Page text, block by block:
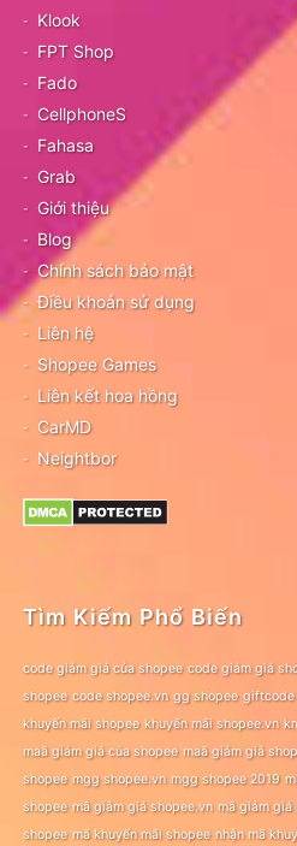
Klook
FPT Shop
Fado
CellphoneS
Fahasa
Grab
Giới thiệu
Blog
Chính sách bảo mật
Điều khoản sử dụng
Liên hệ
Shopee Games
Liên kết hoa hồng
CarMD
Neightbor
Tìm Kiếm Phổ Biến
code giảm giá của shopee code giảm giá
shopee code shopee.vn gg shopee giftcode
khuyến mãi shopee khuyến mãi shopee.vn
maã giảm giá của shopee maã giảm giá
shopee mgg shopee.vn mgg shopee 2019
shopee mã giảm giá shopee.vn mã giảm giá
shopee mã khuyến mãi shopee nhận mã